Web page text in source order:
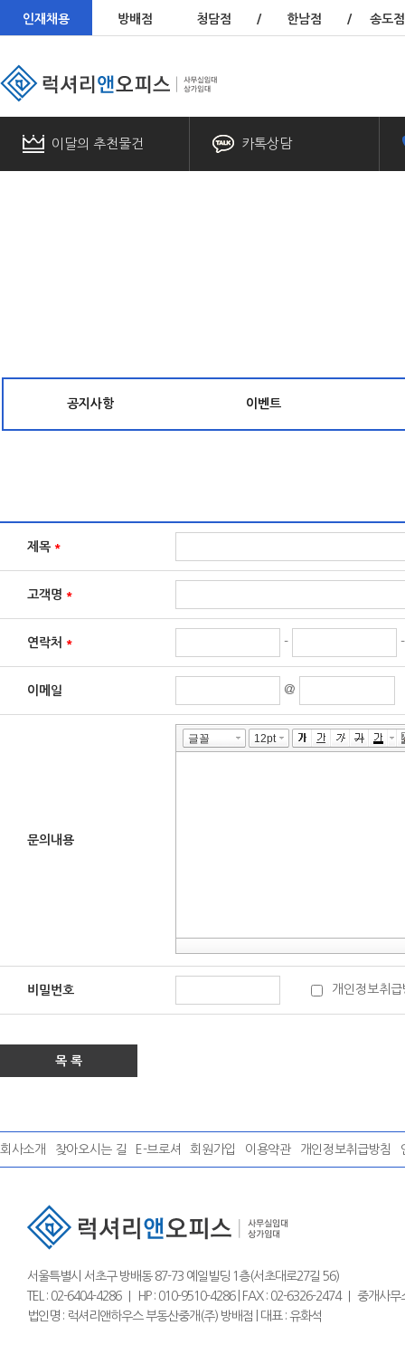
인재채용 방배점 청담점 / 한남점 / 송도점
이달의 추천물건 카톡상담
공지사항 이벤트
제목 *
고객명 *
연락처 * -
이메일 @
문의내용
비밀번호 개인정보취
목 록
회사소개 찾아오시는 길 E-브로셔 회원가입 이용약관 개인정보취급방침
서울특별시 서초구 방배동 87-73 예일빌딩 1층(서초대로27길 56)
TEL : 02-6404-4286 ｜ HP : 010-9510-4286 | FAX : 02-6326-2474 ｜ 중개
법인명 : 럭셔리앤하우스 부동산중개(주) 방배점 | 대표 : 유화석